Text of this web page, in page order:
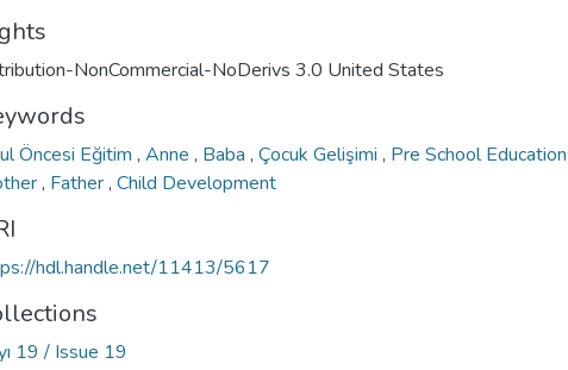
NonCommercial-NoDerivs 3.0 United States
Öncesi Eğitim , Anne , Baba , Çocuk Gelişimi , Pre School Education
, Father, Child Development
hdl.handle.net/11413/5617
19 / Issue 19